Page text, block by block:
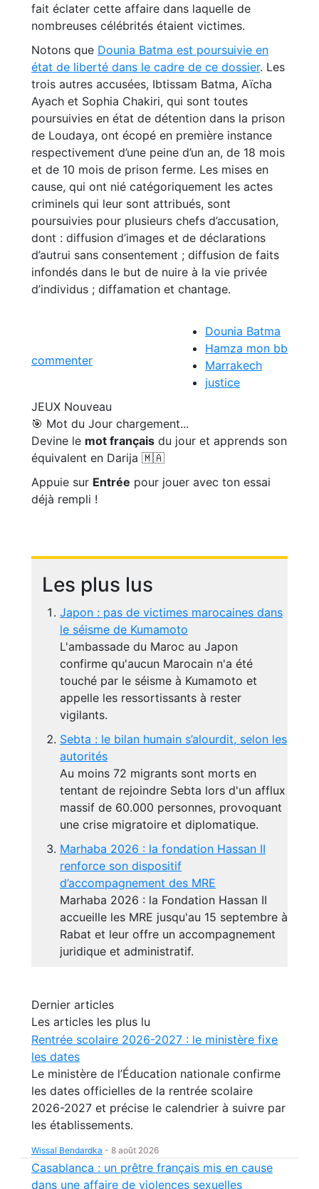
fait éclater cette affaire dans laquelle de
nombreuses célébrités étaient victimes.
Notons que Dounia Batma est poursuivie en
état de liberté dans le cadre de ce dossier. Les
trois autres accusées, Ibtissam Batma, Aïcha
Ayach et Sophia Chakiri, qui sont toutes
poursuivies en état de détention dans la prison
de Loudaya, ont écopé en première instance
respectivement d’une peine d’un an, de 18 mois
et de 10 mois de prison ferme. Les mises en
cause, qui ont nié catégoriquement les actes
criminels qui leur sont attribués, sont
poursuivies pour plusieurs chefs d’accusation,
dont : diffusion d’images et de déclarations
d’autrui sans consentement ; diffusion de faits
infondés dans le but de nuire à la vie privée
d’individus ; diffamation et chantage.
commenter
Dounia Batma
Hamza mon bb
Marrakech
justice
JEUX Nouveau
🎯 Mot du Jour chargement...
Devine le mot français du jour et apprends son
équivalent en Darija 🇲🇦
Appuie sur Entrée pour jouer avec ton essai
déjà rempli !
Les plus lus
Japon : pas de victimes marocaines dans
le séisme de Kumamoto
L'ambassade du Maroc au Japon
confirme qu'aucun Marocain n'a été
touché par le séisme à Kumamoto et
appelle les ressortissants à rester
vigilants.
Sebta : le bilan humain s’alourdit, selon les
autorités
Au moins 72 migrants sont morts en
tentant de rejoindre Sebta lors d'un afflux
massif de 60.000 personnes, provoquant
une crise migratoire et diplomatique.
Marhaba 2026 : la fondation Hassan II
renforce son dispositif
d’accompagnement des MRE
Marhaba 2026 : la Fondation Hassan II
accueille les MRE jusqu'au 15 septembre à
Rabat et leur offre un accompagnement
juridique et administratif.
Dernier articles
Les articles les plus lu
Rentrée scolaire 2026-2027 : le ministère fixe
les dates
Le ministère de l’Éducation nationale confirme
les dates officielles de la rentrée scolaire
2026-2027 et précise le calendrier à suivre par
les établissements.
Wissal Bendardka - 8 août 2026
Casablanca : un prêtre français mis en cause
dans une affaire de violences sexuelles